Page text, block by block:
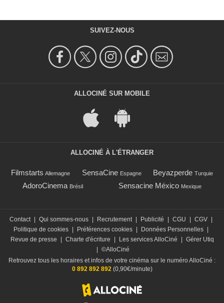
SUIVEZ-NOUS
ALLOCINÉ SUR MOBILE
ALLOCINÉ À L'ÉTRANGER
Filmstarts Allemagne SensaCine Espagne Beyazperde Turquie
AdoroCinema Brésil Sensacine México Mexique
Contact Qui sommes-nous Recrutement Publicité CGU CGV
Politique de cookies
Préférences cookies Données Personnelles
Revue de presse
Charte d'écriture Les services AlloCiné
Gérer Utiq
©AlloCiné
Retrouvez tous les horaires et infos de votre cinéma sur le numéro AlloCiné :
0 892 892 892(0,90€/minute)